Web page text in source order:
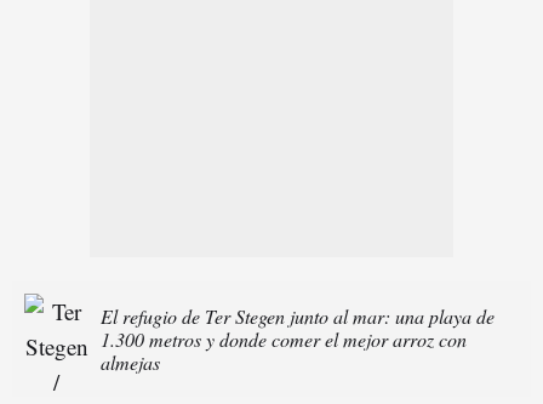
El refugio de Ter Stegen junto al mar: una playa de
1.300 metros y donde comer el mejor arroz con
almejas